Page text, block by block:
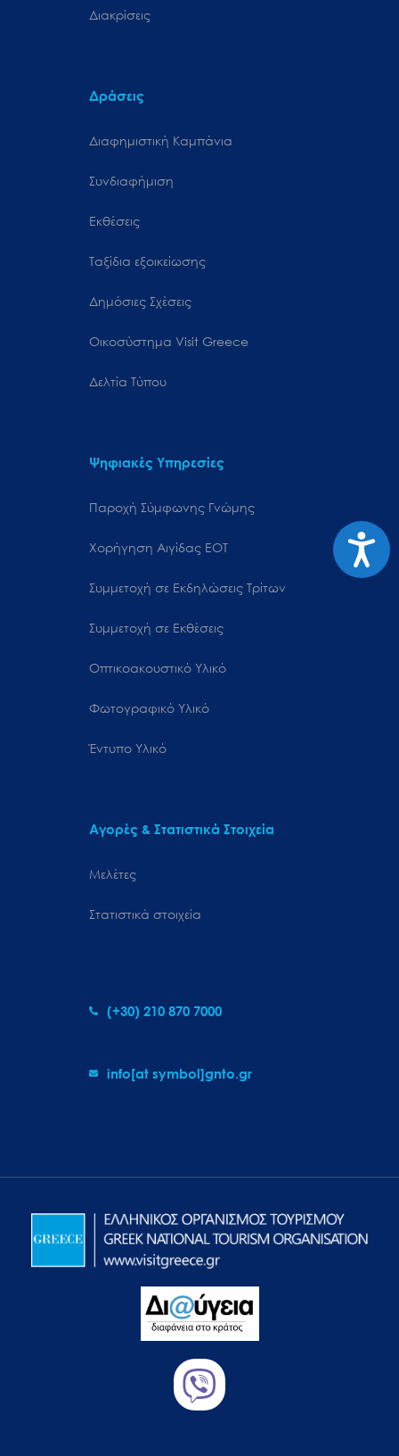
Διακρίσεις
Δράσεις
Διαφημιστική Καμπάνια
Συνδιαφήμιση
Εκθέσεις
Ταξίδια εξοικείωσης
Δημόσιες Σχέσεις
Oικοσύστημα Visit Greece
Δελτία Τύπου
Ψηφιακές Υπηρεσίες
Παροχή Σύμφωνης Γνώμης
Χορήγηση Αιγίδας ΕΟΤ
Συμμετοχή σε Εκδηλώσεις Τρίτων
Συμμετοχή σε Εκθέσεις
Οπτικοακουστικό Υλικό
Φωτογραφικό Υλικό
Έντυπο Υλικό
Αγορές & Στατιστικά Στοιχεία
Μελέτες
Στατιστικά στοιχεία
(+30) 210 870 7000
info[at symbol]gnto.gr